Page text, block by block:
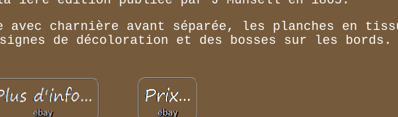
charnière avant séparée, les planches en
de décoloration et des bosses sur les bords.